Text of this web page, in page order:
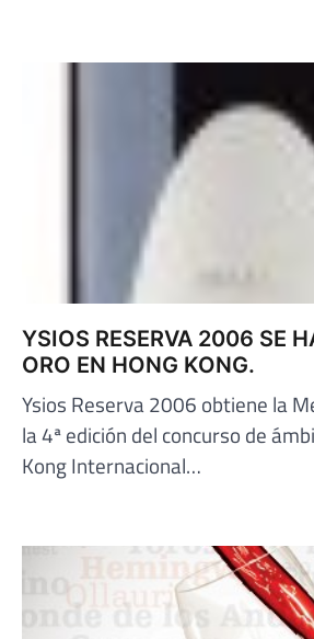
YSIOS RESERVA 2006 SE
ORO EN HONG KONG.
Ysios Reserva 2006 obtiene la
la 4ª edición del concurso de
Kong Internacional…